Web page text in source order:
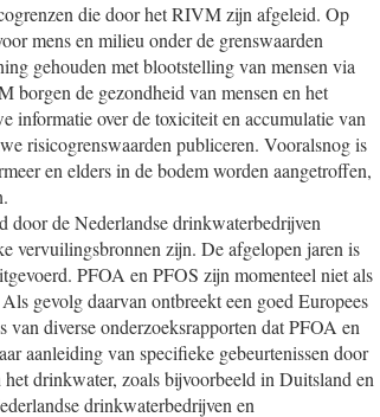
die door het RIVM zijn afgeleid. Op
mens en milieu onder de grenswaarden
gehouden met blootstelling van mensen via
borgen de gezondheid van mensen en het
over de toxiciteit en accumulatie van
risicogrenswaarden publiceren. Vooralsnog is
en elders in de bodem worden aangetroffen,
de Nederlandse drinkwaterbedrijven
vervuilingsbronnen zijn. De afgelopen jaren is
PFOA en PFOS zijn momenteel niet als
gevolg daarvan ontbreekt een goed Europees
diverse onderzoeksrapporten dat PFOA en
aanleiding van specifieke gebeurtenissen door
drinkwater, zoals bijvoorbeeld in Duitsland en
drinkwaterbedrijven en